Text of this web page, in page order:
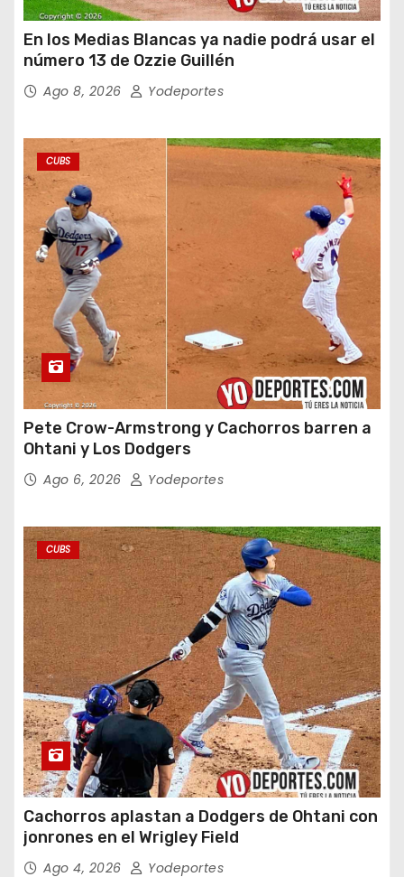
En los Medias Blancas ya nadie podrá usar el
número 13 de Ozzie Guillén
Ago 8, 2026 Yodeportes
CUBS
Pete Crow-Armstrong y Cachorros barren a
Ohtani y Los Dodgers
Ago 6, 2026 Yodeportes
CUBS
Cachorros aplastan a Dodgers de Ohtani con
jonrones en el Wrigley Field
Ago 4, 2026 Yodeportes